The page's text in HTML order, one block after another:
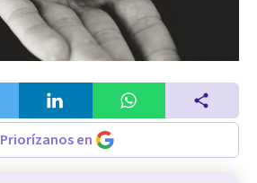
Priorízanos en